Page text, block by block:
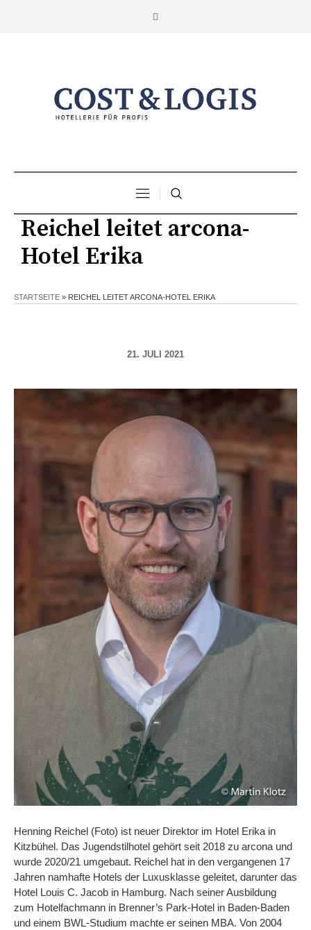
Reichel leitet arcona-
Hotel Erika
STARTSEITE » REICHEL LEITET ARCONA-HOTEL ERIKA
21. JULI 2021
Henning Reichel (Foto) ist neuer Direktor im Hotel Erika in
Kitzbühel. Das Jugendstilhotel gehört seit 2018 zu arcona und
wurde 2020/21 umgebaut. Reichel hat in den vergangenen 17
Jahren namhafte Hotels der Luxusklasse geleitet, darunter das
Hotel Louis C. Jacob in Hamburg. Nach seiner Ausbildung
zum Hotelfachmann in Brenner’s Park-Hotel in Baden-Baden
und einem BWL-Studium machte er seinen MBA. Von 2004